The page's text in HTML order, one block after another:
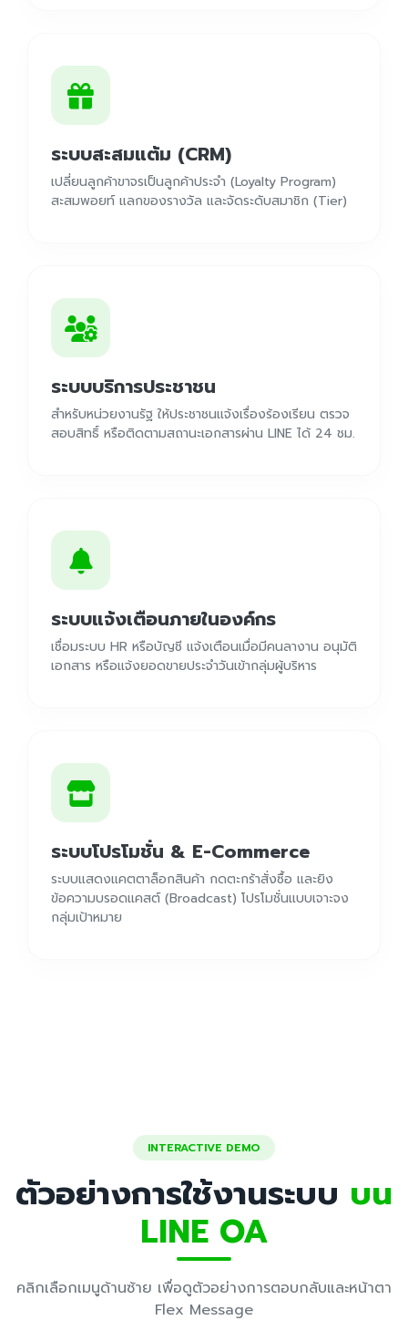
ระบบสะสมแต้ม (CRM)
เปลี่ยนลูกค้าขาจรเป็นลูกค้าประจำ (Loyalty Program)
สะสมพอยท์ แลกของรางวัล และจัดระดับสมาชิก (Tier)
ระบบบริการประชาชน
สำหรับหน่วยงานรัฐ ให้ประชาชนแจ้งเรื่องร้องเรียน ตรวจ
สอบสิทธิ์ หรือติดตามสถานะเอกสารผ่าน LINE ได้ 24 ชม.
ระบบแจ้งเตือนภายในองค์กร
เชื่อมระบบ HR หรือบัญชี แจ้งเตือนเมื่อมีคนลางาน อนุมัติ
เอกสาร หรือแจ้งยอดขายประจำวันเข้ากลุ่มผู้บริหาร
ระบบโปรโมชั่น & E-Commerce
ระบบแสดงแคตตาล็อกสินค้า กดตะกร้าสั่งซื้อ และยิง
ข้อความบรอดแคสต์ (Broadcast) โปรโมชั่นแบบเจาะจง
กลุ่มเป้าหมาย
INTERACTIVE DEMO
ตัวอย่างการใช้งานระบบ บน
LINE OA
คลิกเลือกเมนูด้านซ้าย เพื่อดูตัวอย่างการตอบกลับและหน้าตา
Flex Message